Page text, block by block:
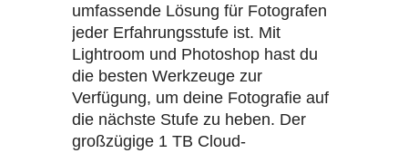
umfassende Lösung für Fotografen
jeder Erfahrungsstufe ist. Mit
Lightroom und Photoshop hast du
die besten Werkzeuge zur
Verfügung, um deine Fotografie auf
die nächste Stufe zu heben. Der
großzügige 1 TB Cloud-